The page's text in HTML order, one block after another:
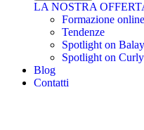
LA NOSTRA
Formazione online
Tendenze
Spotlight on
Spotlight on
Blog
Contatti